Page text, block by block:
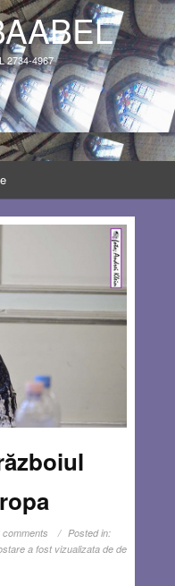
2734-4967
comments
Posted in:
a fost vizualizata de de